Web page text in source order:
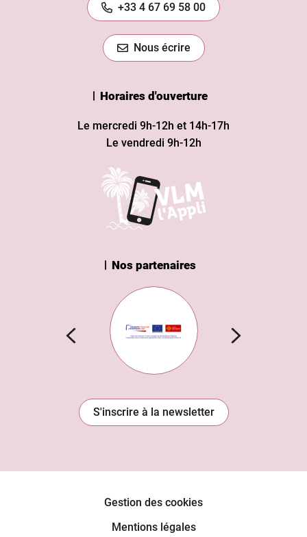
+33 4 67 69 58 00
Nous écrire
Horaires d'ouverture
Le mercredi 9h-12h et 14h-17h
Le vendredi 9h-12h
Nos partenaires
Subvention européenne
S'inscrire à la newsletter
Gestion des cookies
Mentions légales